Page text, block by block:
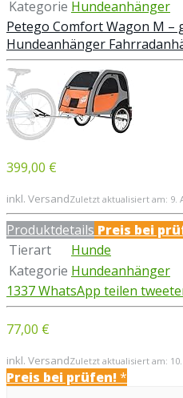
Kategorie Hundeanhänger
Petego Comfort Wagon M –
Hundeanhänger
399,00 €
inkl. VersandZuletzt aktualisiert am: 9.
Produktdetails Preis bei
Tierart
Hunde
Kategorie Hundeanhänger
1337WhatsApp teilen
77,00 €
inkl. VersandZuletzt aktualisiert am: 10.
Preis bei prüfen!*